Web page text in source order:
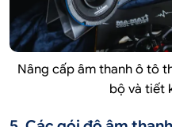
Nâng cấp âm thanh ô tô
bộ và tiết